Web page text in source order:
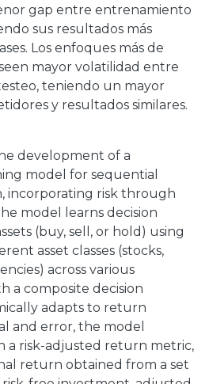
gap entre entrenamiento
sus resultados más
Los enfoques más de
mayor volatilidad entre
teniendo un mayor
y resultados similares.
development of a
model for sequential
incorporating risk through
model learns decision
(buy, sell, or hold) using
asset classes (stocks,
across various
a composite decision
adapts to return
and error, the model
a risk-adjusted return metric,
return obtained from a set